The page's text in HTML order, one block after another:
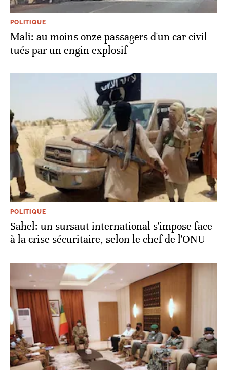
POLITIQUE
Mali: au moins onze passagers d'un car civil
tués par un engin explosif
POLITIQUE
Sahel: un sursaut international s'impose face
à la crise sécuritaire, selon le chef de l'ONU